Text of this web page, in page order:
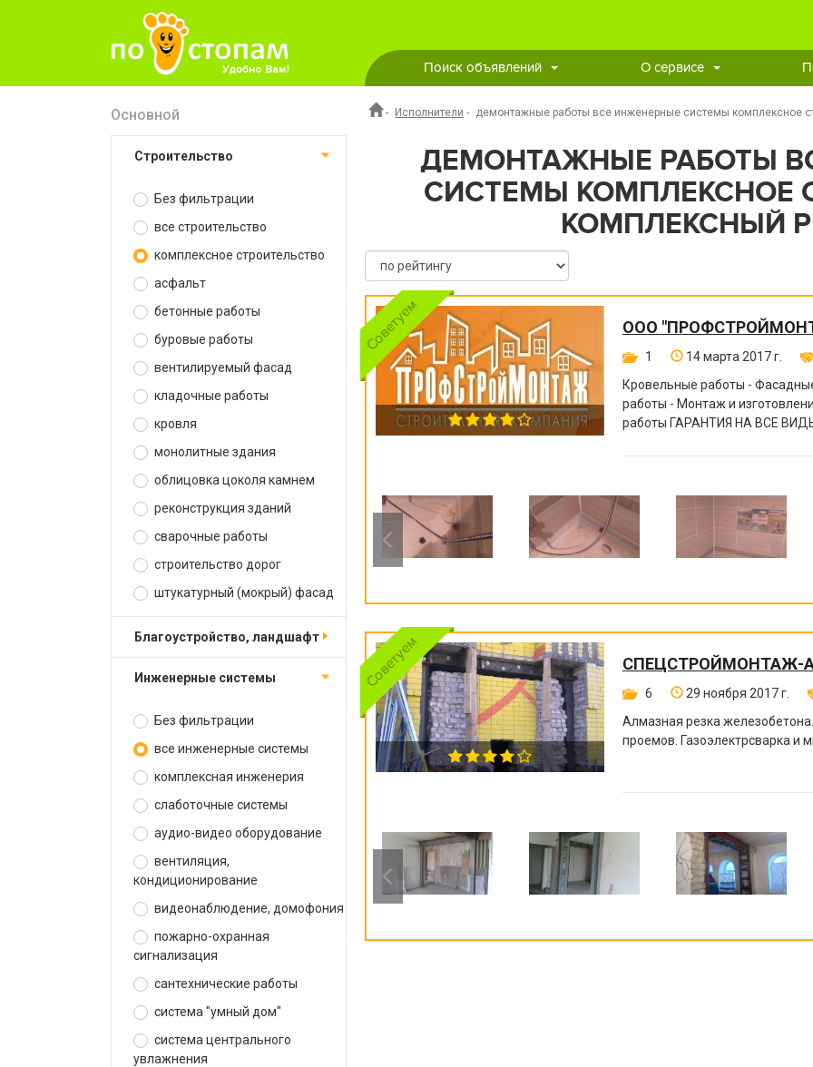
Поиск объявлений О сервисе
Основной
строительство
Без фильтрации
все строительство
комплексное строительство
асфальт
бетонные работы
буровые работы
вентилируемый фасад
кладочные работы
кровля
монолитные здания
облицовка цоколя камнем
реконструкция зданий
сварочные работы
строительство дорог
штукатурный (мокрый) фасад
благоустройство, ландшафт
инженерные системы
Без фильтрации
все инженерные системы
комплексная инженерия
слаботочные системы
аудио-видео оборудование
вентиляция,
кондиционирование
видеонаблюдение, домофония
пожарно-охранная
сигнализация
сантехнические работы
система "умный дом"
система центрального
увлажнения
- Исполнители - демонтажные работы все инженерные системы комплексное
ДЕМОНТАЖНЫЕ РАБОТЫ
СИСТЕМЫ КОМПЛЕКСНОЕ
КОМПЛЕКСНЫЙ
ООО
1 14 марта 2017 г.
Кровельные работы -
работы - Монтаж и
работы ГАРАНТИЯ НА ВСЕ
СПЕЦСТРОЙМОНТАЖ-
6 29 ноября 2017 г.
Алмазная резка
проемов. Газоэлектрсварка и